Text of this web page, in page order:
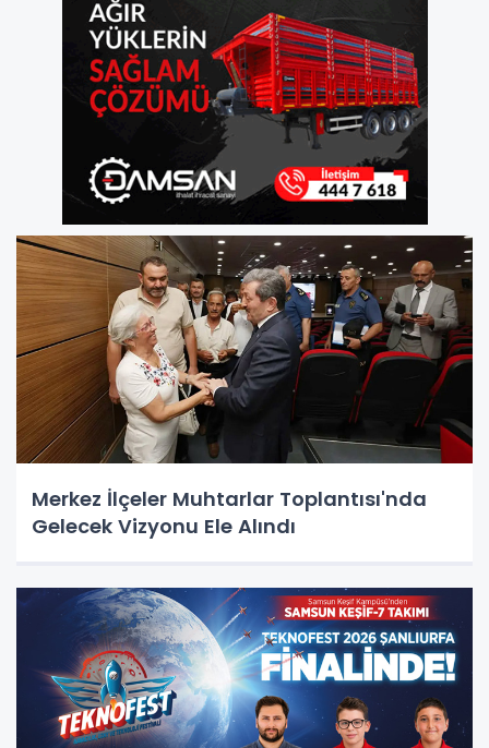
Merkez İlçeler Muhtarlar Toplantısı'nda
Gelecek Vizyonu Ele Alındı